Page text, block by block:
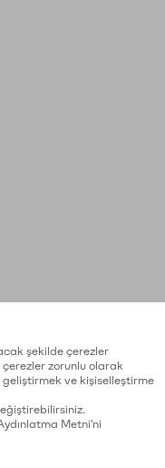
şekilde çerezler
çerezler zorunlu olarak
geliştirmek ve kişiselleştirme
Metni'ni